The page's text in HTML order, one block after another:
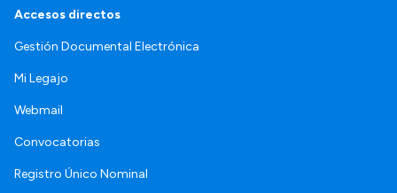
Accesos directos
Gestión Documental Electrónica
Mi Legajo
Webmail
Convocatorias
Registro Único Nominal